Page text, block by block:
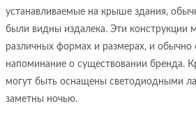
устанавливаемые на крыше здания,
были видны издалека. Эти конструкции
различных формах и размерах, и обычно
напоминание о существовании бренда.
могут быть оснащены светодиодными
заметны ночью.